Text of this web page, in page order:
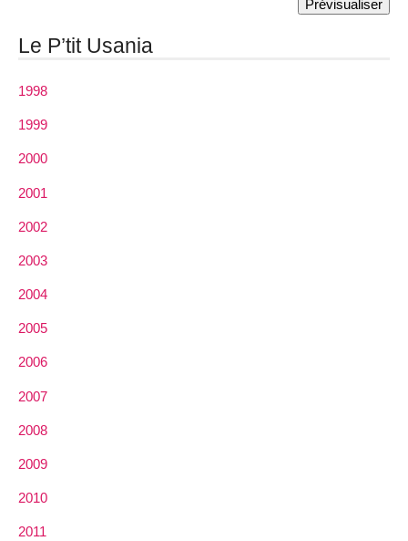
Le P’tit Usania
1998
1999
2000
2001
2002
2003
2004
2005
2006
2007
2008
2009
2010
2011